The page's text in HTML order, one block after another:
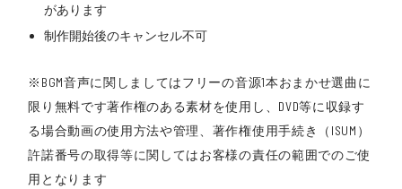
があります
制作開始後のキャンセル不可
※BGM音声に関しましてはフリーの音源1本おまかせ選曲に
限り無料です著作権のある素材を使用し、DVD等に収録す
る場合動画の使用方法や管理、著作権使用手続き（ISUM）
許諾番号の取得等に関してはお客様の責任の範囲でのご使
用となります